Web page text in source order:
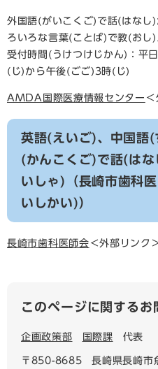
外国語(がいこくご)で話(はなし
ろいろな言葉(ことば)で教(おし)
受付時間(うけつけじかん)：平
(じ)から午後(ごご)3時(じ)
AMDA国際医療情報センター
英語(えいご)、中国語
(かんこくご)で話(は
いしゃ)（長崎市歯科
いしかい)）
長崎市歯科医師会 ＜外部リンク
このページに関するお
企画政策部 国際課 代表
〒850-8685
長崎県長崎市